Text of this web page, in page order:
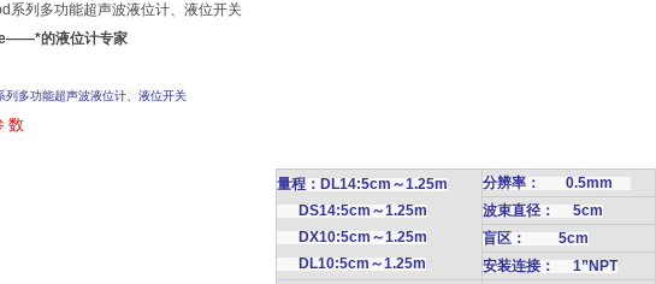
系列多功能超声波液位计、液位开关
的液位计专家
列多功能超声波液位计、液位开关
数
量程：DL14:5cm～1.25m
DS14:5cm～1.25m
DX10:5cm～1.25m
DL10:5cm～1.25m
分辨率： 0.5mm
波束直径： 5cm
盲区： 5cm
安装连接： 1”NPT